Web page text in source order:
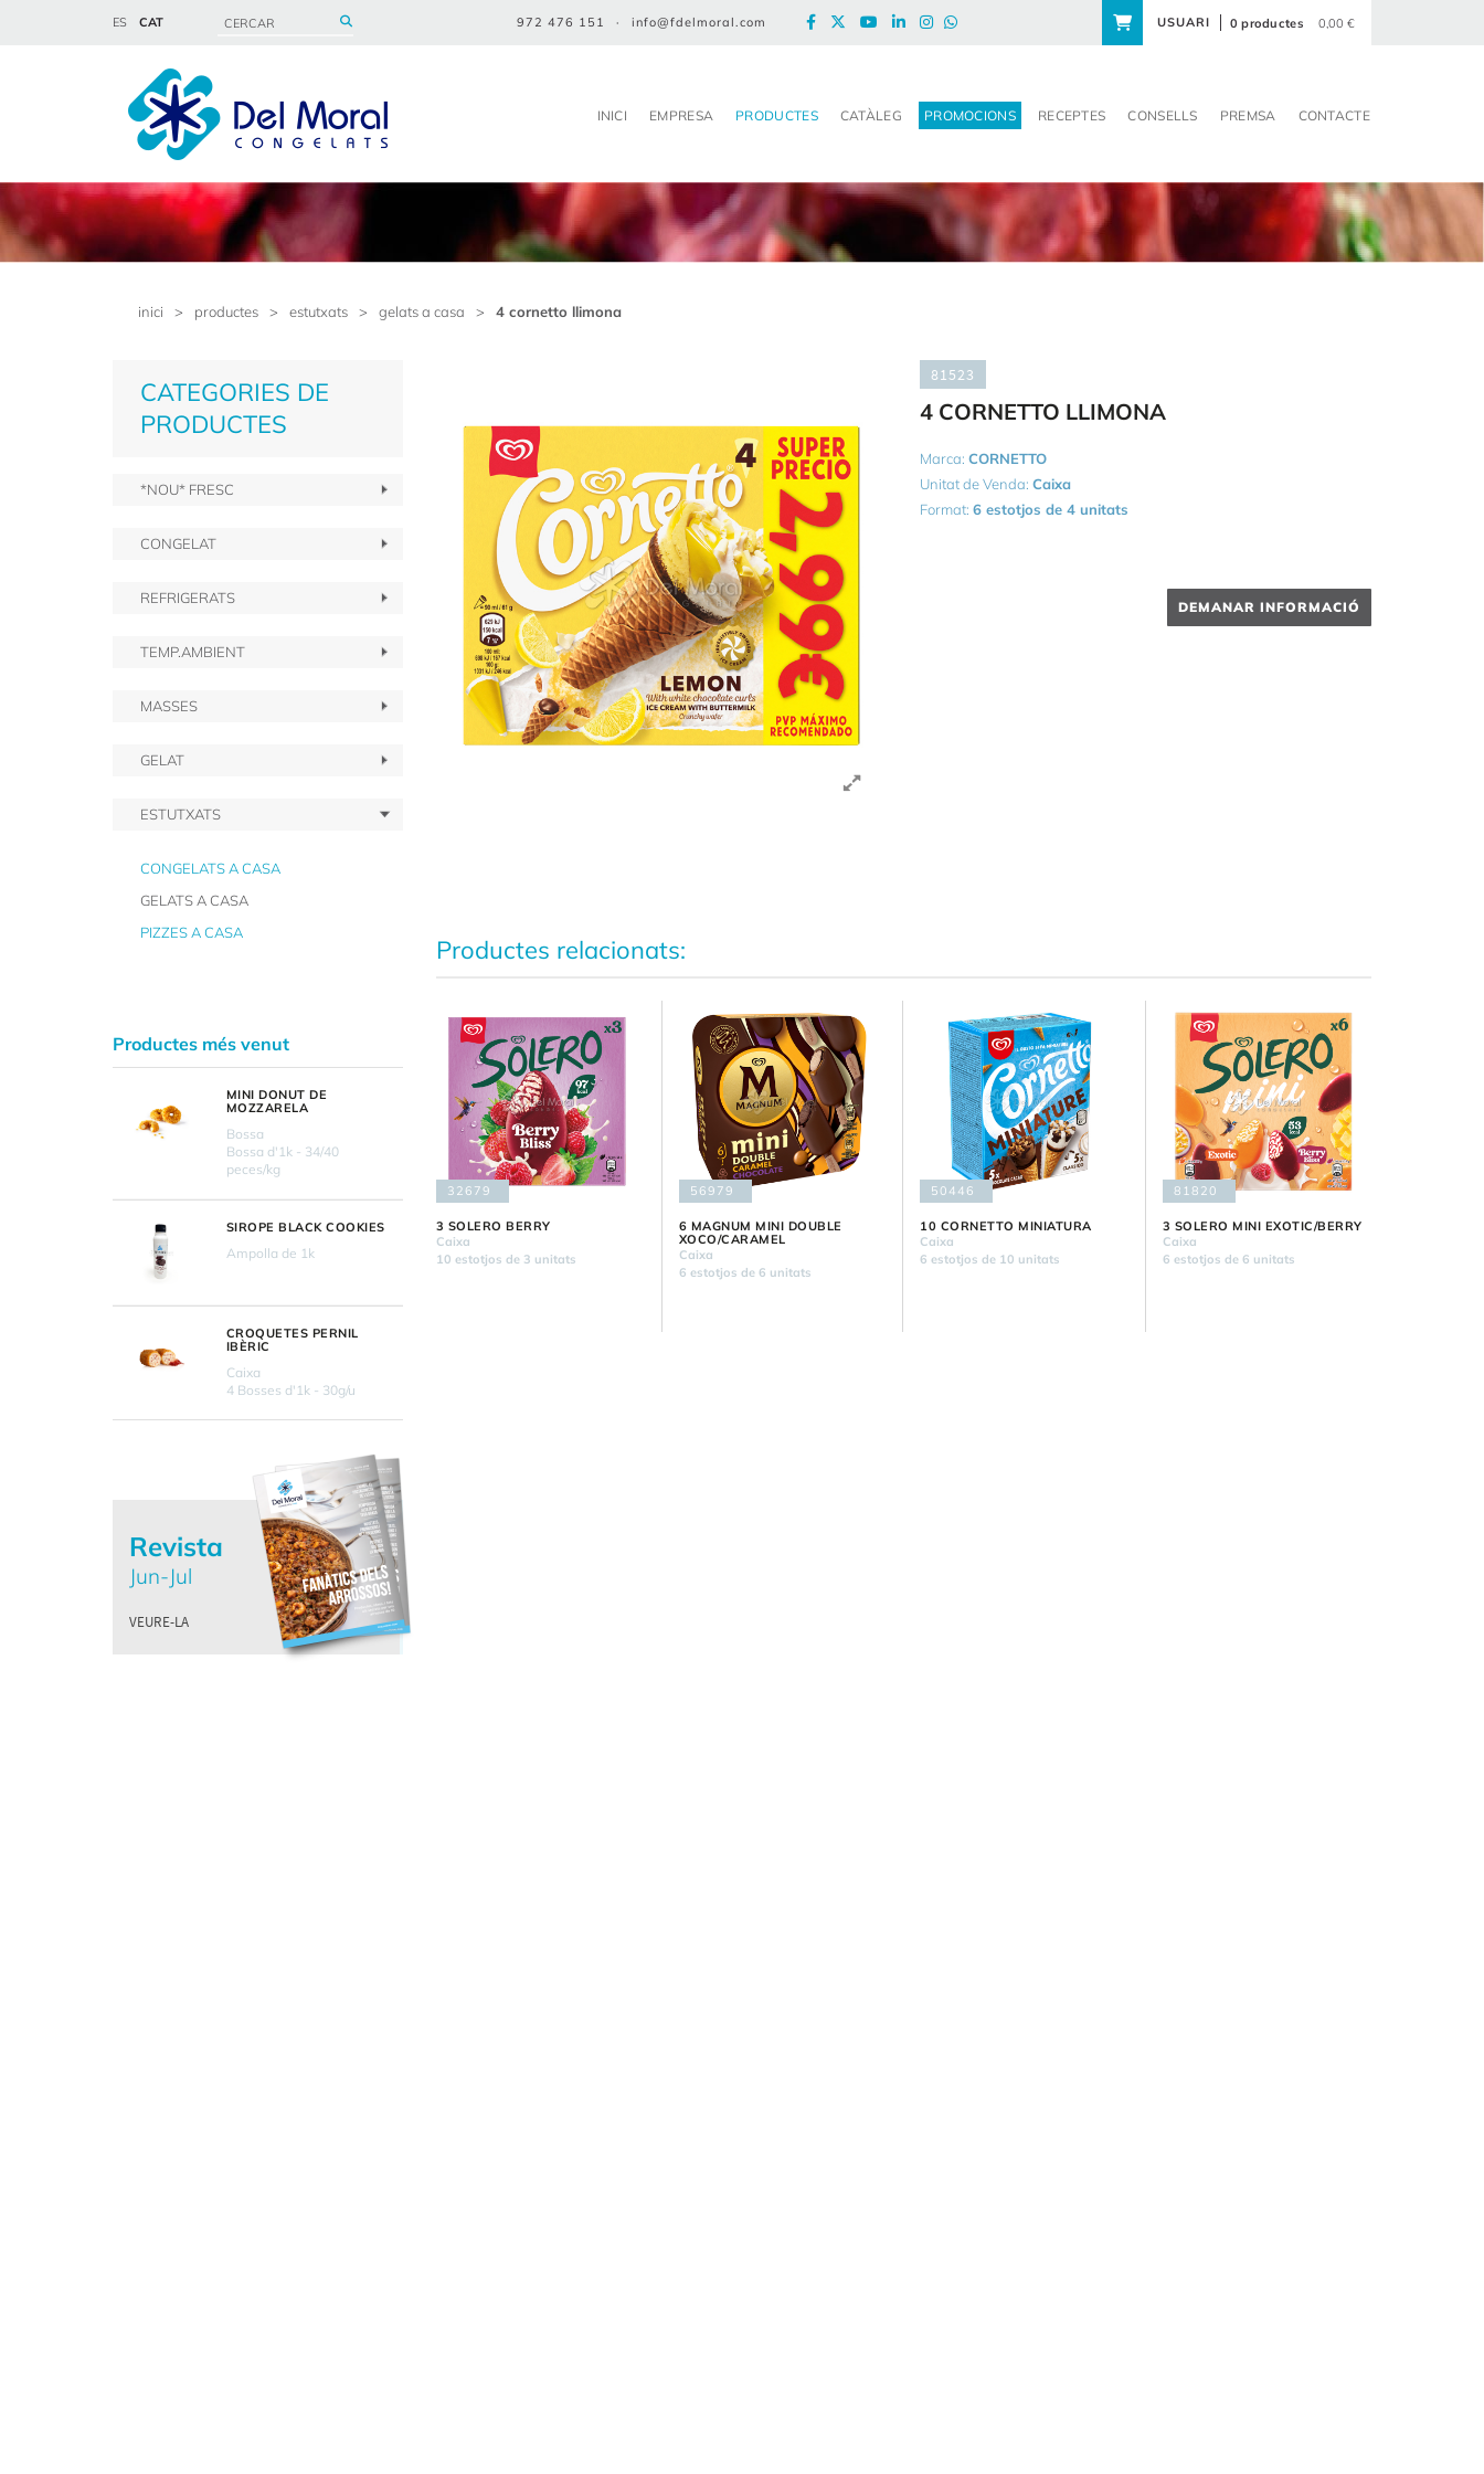
ES CAT 972 476 151 · info@fdelmoral.com USUARI 0 productes 0,00 €
INICI EMPRESA PRODUCTES CATÀLEG PROMOCIONS RECEPTES CONSELLS PREMSA CONTACTE
inici > productes > estutxats > gelats a casa > 4 cornetto llimona
CATEGORIES DE
PRODUCTES
*NOU* FRESC
CONGELAT
REFRIGERATS
TEMP.AMBIENT
MASSES
GELAT
ESTUTXATS
CONGELATS A CASA
GELATS A CASA
PIZZES A CASA
Productes més venut
MINI DONUT DE
MOZZARELA
Bossa
Bossa d'1k - 34/40
peces/kg
SIROPE BLACK COOKIES
Ampolla de 1k
CROQUETES PERNIL
IBÈRIC
Caixa
4 Bosses d'1k - 30g/u
Revista
Jun-Jul
VEURE-LA
81523
4 CORNETTO LLIMONA
Marca:CORNETTO
Unitat de Venda:Caixa
Format:6 estotjos de 4 unitats
DEMANAR INFORMACIÓ
Productes relacionats:
32679
3 SOLERO BERRY
Caixa
10 estotjos de 3 unitats
56979
6 MAGNUM MINI DOUBLE
XOCO/CARAMEL
Caixa
6 estotjos de 6 unitats
50446
10 CORNETTO MINIATURA
Caixa
6 estotjos de 10 unitats
81820
3 SOLERO MINI EXOTIC/BERRY
Caixa
6 estotjos de 6 unitats